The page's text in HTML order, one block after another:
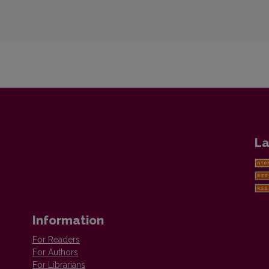
Information
For Readers
For Authors
For Librarians